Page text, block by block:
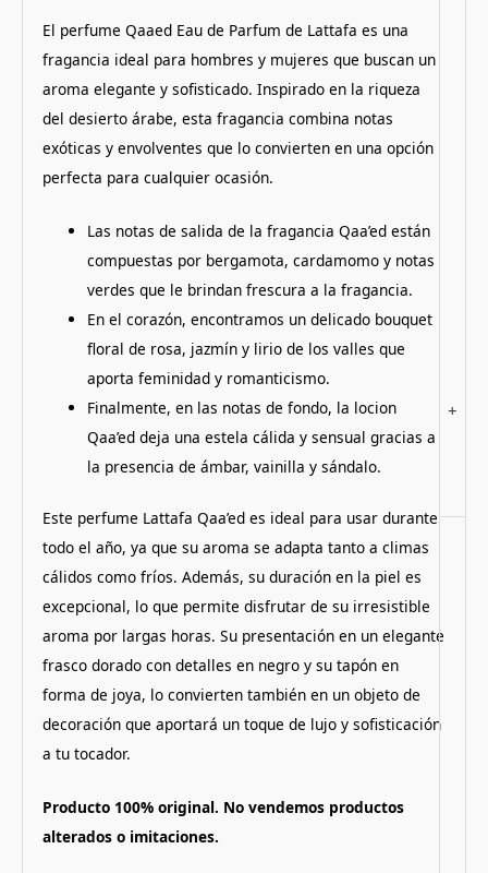
+
El perfume Qaaed Eau de Parfum de Lattafa es una
fragancia ideal para hombres y mujeres que buscan un
aroma elegante y sofisticado. Inspirado en la riqueza
del desierto árabe, esta fragancia combina notas
exóticas y envolventes que lo convierten en una opción
perfecta para cualquier ocasión.
Las notas de salida de la fragancia Qaa’ed están
compuestas por bergamota, cardamomo y notas
verdes que le brindan frescura a la fragancia.
En el corazón, encontramos un delicado bouquet
floral de rosa, jazmín y lirio de los valles que
aporta feminidad y romanticismo.
Finalmente, en las notas de fondo, la locion
Qaa’ed deja una estela cálida y sensual gracias a
la presencia de ámbar, vainilla y sándalo.
Este perfume Lattafa Qaa’ed es ideal para usar durante
todo el año, ya que su aroma se adapta tanto a climas
cálidos como fríos. Además, su duración en la piel es
excepcional, lo que permite disfrutar de su irresistible
aroma por largas horas. Su presentación en un elegante
frasco dorado con detalles en negro y su tapón en
forma de joya, lo convierten también en un objeto de
decoración que aportará un toque de lujo y sofisticación
a tu tocador.
Producto 100% original. No vendemos productos
alterados o imitaciones.